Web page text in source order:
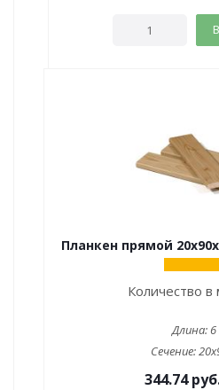
Планкен прямой
Количество в
Длина:
Сечение:
344.74